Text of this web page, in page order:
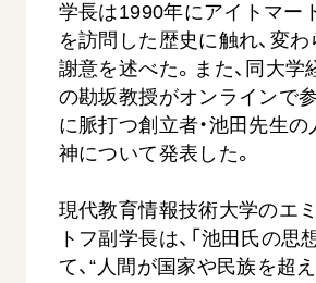
学長は1990年にアイトマー
を訪問した歴史に触れ、変
謝意を述べた。また、同大学
の勘坂教授がオンラインで
に脈打つ創立者・池田先生
神について発表した。
現代教育情報技術大学のエミ
トフ副学長は、「池田氏の思
て、“人間が国家や民族を超